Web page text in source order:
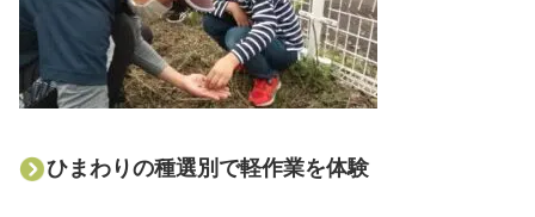
ひまわりの種選別で軽作業を体験